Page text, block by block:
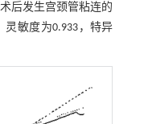
后发生宫颈管粘连的
灵敏度为0.933，特异